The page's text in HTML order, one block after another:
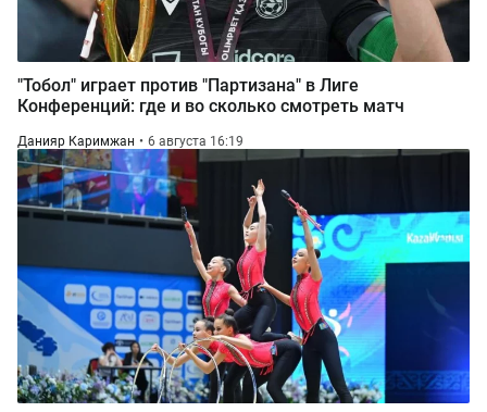
"Тобол" играет против "Партизана" в Лиге
Конференций: где и во сколько смотреть матч
Данияр Каримжан 6 августа 16:19